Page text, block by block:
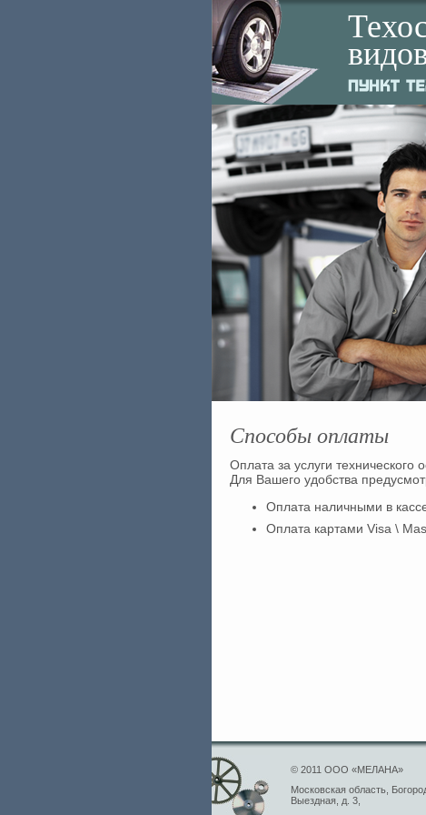
Способы оплаты
Оплата за услуги технического
Для Вашего удобства
Оплата наличными в
Оплата картами Visa \
© 2011 ООО «МЕЛАНА»
Московская область,
Выездная, д. 3,